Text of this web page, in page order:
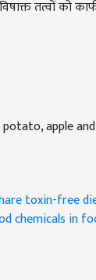
apple and
chemicals in